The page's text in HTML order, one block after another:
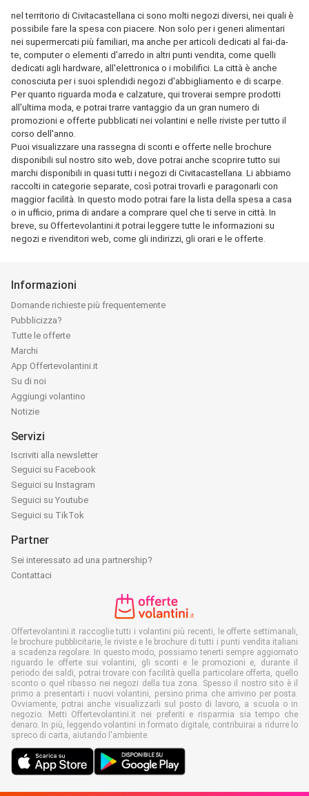
nel territorio di Civitacastellana ci sono molti negozi diversi, nei quali è
possibile fare la spesa con piacere. Non solo per i generi alimentari
nei supermercati più familiari, ma anche per articoli dedicati al fai-da-
te, computer o elementi d'arredo in altri punti vendita, come quelli
dedicati agli hardware, all'elettronica o i mobilifici. La città è anche
conosciuta per i suoi splendidi negozi d'abbigliamento e di scarpe.
Per quanto riguarda moda e calzature, qui troverai sempre prodotti
all'ultima moda, e potrai trarre vantaggio da un gran numero di
promozioni e offerte pubblicati nei volantini e nelle riviste per tutto il
corso dell'anno.
Puoi visualizzare una rassegna di sconti e offerte nelle brochure
disponibili sul nostro sito web, dove potrai anche scoprire tutto sui
marchi disponibili in quasi tutti i negozi di Civitacastellana. Li abbiamo
raccolti in categorie separate, così potrai trovarli e paragonarli con
maggior facilità. In questo modo potrai fare la lista della spesa a casa
o in ufficio, prima di andare a comprare quel che ti serve in città. In
breve, su Offertevolantini.it potrai leggere tutte le informazioni su
negozi e rivenditori web, come gli indirizzi, gli orari e le offerte.
Informazioni
Domande richieste più frequentemente
Pubblicizza?
Tutte le offerte
Marchi
App Offertevolantini.it
Su di noi
Aggiungi volantino
Notizie
Servizi
Iscriviti alla newsletter
Seguici su Facebook
Seguici su Instagram
Seguici su Youtube
Seguici su TikTok
Partner
Sei interessato ad una partnership?
Contattaci
Offertevolantini.it raccoglie tutti i volantini più recenti, le offerte settimanali,
le brochure pubblicitarie, le riviste e le brochure di tutti i punti vendita italiani
a scadenza regolare. In questo modo, possiamo tenerti sempre aggiornato
riguardo le offerte sui volantini, gli sconti e le promozioni e, durante il
periodo dei saldi, potrai trovare con facilità quella particolare offerta, quello
sconto o quel ribasso nei negozi della tua zona. Spesso il nostro sito è il
primo a presentarti i nuovi volantini, persino prima che arrivino per posta.
Ovviamente, potrai anche visualizzarli sul posto di lavoro, a scuola o in
negozio. Metti Offertevolantini.it nei preferiti e risparmia sia tempo che
denaro. In più, leggendo volantini in formato digitale, contribuirai a ridurre lo
spreco di carta, aiutando l'ambiente.